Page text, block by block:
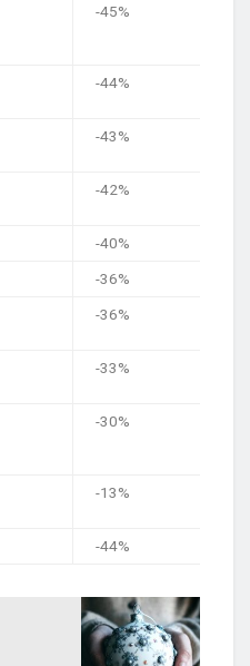
-45%
-44%
-43%
-42%
-40%
-36%
-36%
-33%
-30%
-13%
-44%